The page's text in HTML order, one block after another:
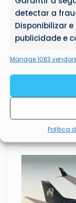
detectar a
Disponibilizar
publicidade e
Manage 1083 vendors
Política